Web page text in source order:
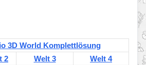
3D World Komplettlösung
2 Welt 3
Welt 4